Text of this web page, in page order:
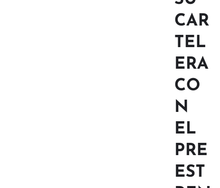
CAR
TEL
ERA
CO
N
EL
PRE
EST